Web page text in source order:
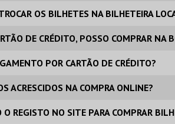
OS BILHETES NA BILHETEIRA
DE CRÉDITO, POSSO COMPRAR NA
POR CARTÃO DE CRÉDITO?
ACRESCIDOS NA COMPRA ONLINE?
O REGISTO NO SITE PARA COMPRAR